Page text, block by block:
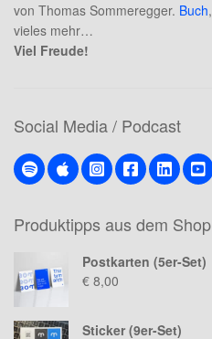
von Thomas Sommeregger. Buch,
vieles mehr…
Viel Freude!
Social Media / Podcast
Produktipps aus dem Shop
Postkarten (5er-Set)
€ 8,00
Sticker (9er-Set)